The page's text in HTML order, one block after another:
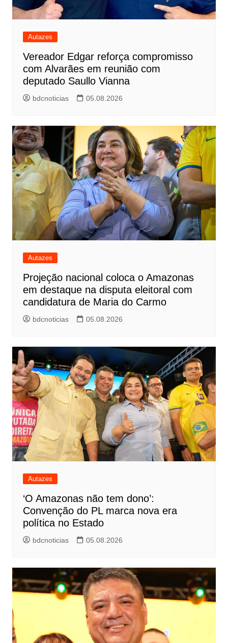
Autazes
Vereador Edgar reforça compromisso
com Alvarães em reunião com
deputado Saullo Vianna
bdcnoticias 05.08.2026
Autazes
Projeção nacional coloca o Amazonas
em destaque na disputa eleitoral com
candidatura de Maria do Carmo
bdcnoticias 05.08.2026
Autazes
‘O Amazonas não tem dono’:
Convenção do PL marca nova era
política no Estado
bdcnoticias 05.08.2026